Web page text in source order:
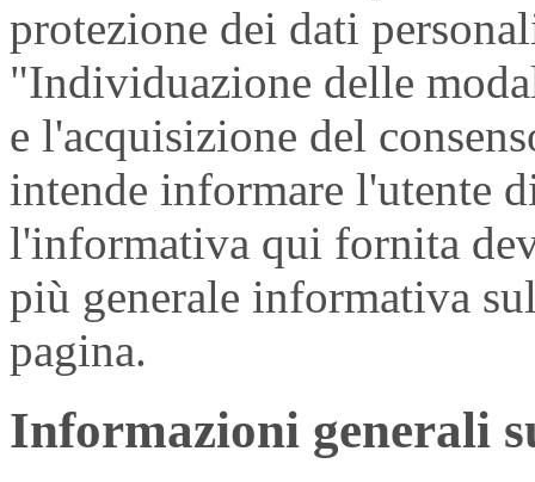
protezione dei dati
"Individuazione delle
e l'acquisizione del
intende informare l'utente
l'informativa qui fornita
più generale informativa
pagina.
Informazioni generali